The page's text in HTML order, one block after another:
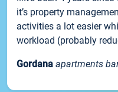
it’s property
activities a lot easier
workload (probably
Gordana apartments